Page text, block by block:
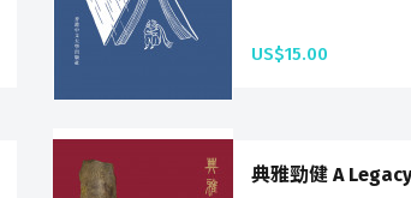
US$15.00
典雅勁健 A